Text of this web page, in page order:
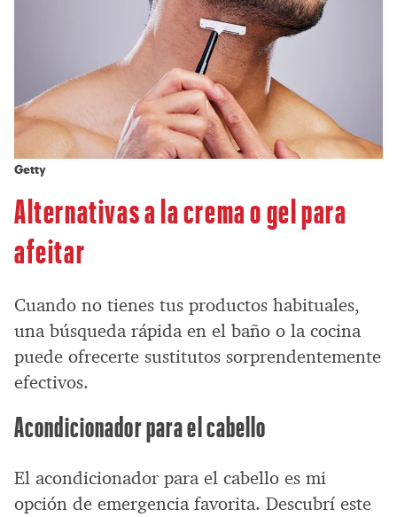
Getty
Alternativas a la crema o gel para
afeitar
Cuando no tienes tus productos habituales,
una búsqueda rápida en el baño o la cocina
puede ofrecerte sustitutos sorprendentemente
efectivos.
Acondicionador para el cabello
El acondicionador para el cabello es mi
opción de emergencia favorita. Descubrí este